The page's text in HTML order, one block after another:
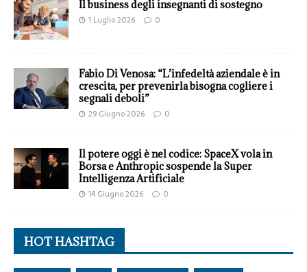
Il business degli insegnanti di sostegno
1 Luglio 2026 0
Fabio Di Venosa: “L’infedeltà aziendale è in
crescita, per prevenirla bisogna cogliere i
segnali deboli”
29 Giugno 2026 0
Il potere oggi è nel codice: SpaceX vola in
Borsa e Anthropic sospende la Super
Intelligenza Artificiale
14 Giugno 2026 0
HOT HASHTAG